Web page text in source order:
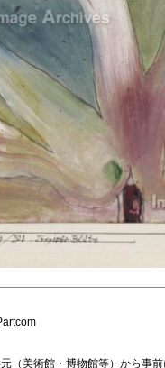
（美術館・博物館等）から事